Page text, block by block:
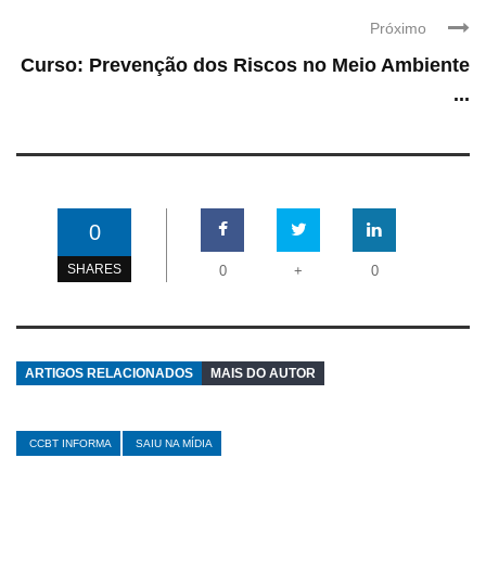
Próximo
Curso: Prevenção dos Riscos no Meio Ambiente
...
0
SHARES 0 + 0
ARTIGOS RELACIONADOS MAIS DO AUTOR
CCBT INFORMA SAIU NA MÍDIA